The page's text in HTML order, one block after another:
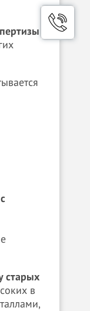
старых
в